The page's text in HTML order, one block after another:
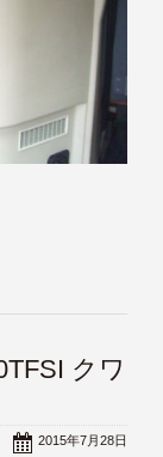
クワ
2015年7月28日